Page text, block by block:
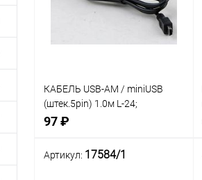
КАБЕЛЬ USB-AM / miniUSB
(штек.5pin) 1.0м L-24;
цвет:черный
97 ₽
Артикул: 17584/1